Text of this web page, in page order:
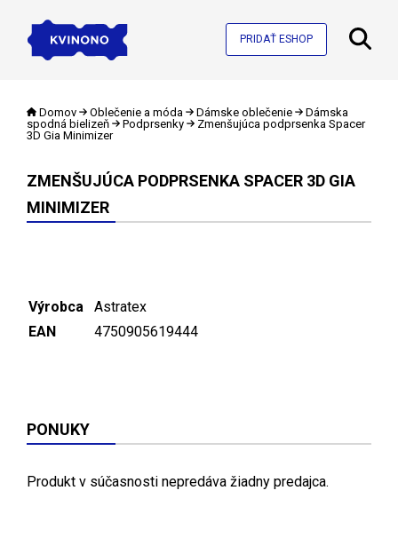
PRIDAŤ ESHOP
Domov Oblečenie a móda Dámske oblečenie
Dámska
spodná bielizeň
Podprsenky
Zmenšujúca podprsenka Spacer
3D Gia Minimizer
ZMENŠUJÚCA PODPRSENKA SPACER 3D GIA
MINIMIZER
Výrobca
Astratex
EAN
4750905619444
PONUKY
Produkt v súčasnosti nepredáva žiadny predajca.